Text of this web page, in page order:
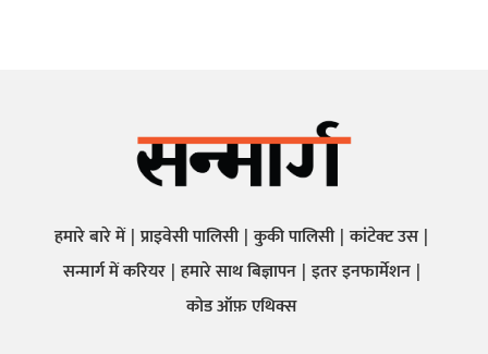
हमारे बारे में प्राइवेसी पालिसी कुकी पालिसी कांटेक्ट उस
सन्मार्ग में करियर हमारे साथ बिज्ञापन इतर इनफार्मेशन
कोड ऑफ़ एथिक्स